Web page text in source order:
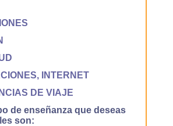
INTERNET
DE VIAJE
de enseñanza que deseas
son: